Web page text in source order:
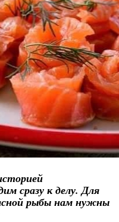
сразу к делу. Для
рыбы нам нужны